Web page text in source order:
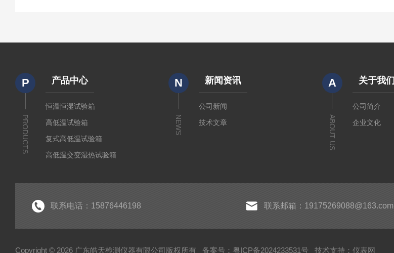
P
PRODUCTS
产品中心
恒温恒湿试验箱
高低温试验箱
复式高低温试验箱
高低温交变湿热试验箱
紫外老化试验箱
N
NEWS
新闻资讯
公司新闻
技术文章
A
ABOUT US
关于我们
公司简介
企业文化
联系电话：15876446198 联系邮箱：19175269088@163.com
Copyright © 2026 广东皓天检测仪器有限公司版权所有 备案号：粤ICP备2024233531号 技术支持： 仪表网